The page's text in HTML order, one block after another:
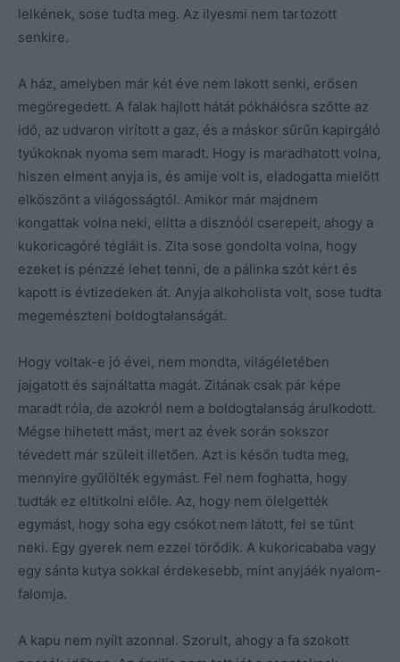
lelkének, sose tudta meg. Az ilyesmi nem tartozott
senkire.
A ház, amelyben már két éve nem lakott senki, erősen
megöregedett. A falak hajlott hátát pókhálósra szőtte az
idő, az udvaron virított a gaz, és a máskor sűrűn kapirgáló
tyúkoknak nyoma sem maradt. Hogy is maradhatott volna,
hiszen elment anyja is, és amije volt is, eladogatta mielőtt
elköszönt a világosságtól. Amikor már majdnem
kongattak volna neki, elitta a disznóól cserepeit, ahogy a
kukoricagóré tégláit is. Zita sose gondolta volna, hogy
ezeket is pénzzé lehet tenni, de a pálinka szót kért és
kapott is évtizedeken át. Anyja alkoholista volt, sose tudta
megemészteni boldogtalanságát.
Hogy voltak-e jó évei, nem mondta, világéletében
jajgatott és sajnáltatta magát. Zitának csak pár képe
maradt róla, de azokról nem a boldogtalanság árulkodott.
Mégse hihetett mást, mert az évek során sokszor
tévedett már szüleit illetően. Azt is későn tudta meg,
mennyire gyűlölték egymást. Fel nem foghatta, hogy
tudták ez eltitkolni előle. Az, hogy nem ölelgették
egymást, hogy soha egy csókot nem látott, fel se tűnt
neki. Egy gyerek nem ezzel törődik. A kukoricababa vagy
egy sánta kutya sokkal érdekesebb, mint anyjáék nyalom-
falomja.
A kapu nem nyílt azonnal. Szorult, ahogy a fa szokott